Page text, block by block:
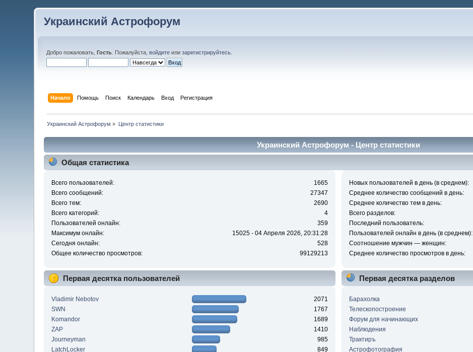
Украинский Астрофорум
Добро пожаловать,Гость . Пожалуйста,войдите илизарегистрируйтесь
Начало Помощь Поиск Календарь Вход Регистрация
Украинский Астрофорум » Центр статистики
Украинский Астрофорум - Центр статистики
Общая статистика
Всего пользователей:
1665
Всего сообщений:
27347
Всего тем:
2690
Всего категорий:
4
Пользователей онлайн:
359
Максимум онлайн:
15025 - 04 Апреля 2026, 20:31:28
Сегодня онлайн:
528
Общее количество просмотров:
99129213
Новых пользователей в день (в среднем):
Среднее количество сообщений в день:
Среднее количество тем в день:
Всего разделов:
Последний пользователь:
Пользователей онлайн в день (в среднем):
Соотношение мужчин — женщин:
Среднее количество просмотров в день:
Первая десятка пользователей
Vladimir Nebotov
2071
SWN
1767
Komandor
1689
ZAP
1410
Journeyman
985
LatchLocker
849
Первая десятка разделов
Барахолка
Телескопостроение
Форум для начинающих
Наблюдения
Трактиръ
Астрофотография